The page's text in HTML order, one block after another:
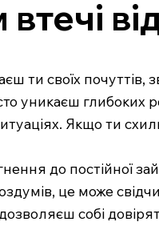
ти своїх почуттів,
уникаєш
Якщо ти
до постійної
це може
собі